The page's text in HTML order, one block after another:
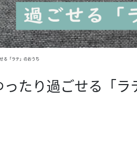
る「ラテ」のおうち
たり過ごせる「ラ